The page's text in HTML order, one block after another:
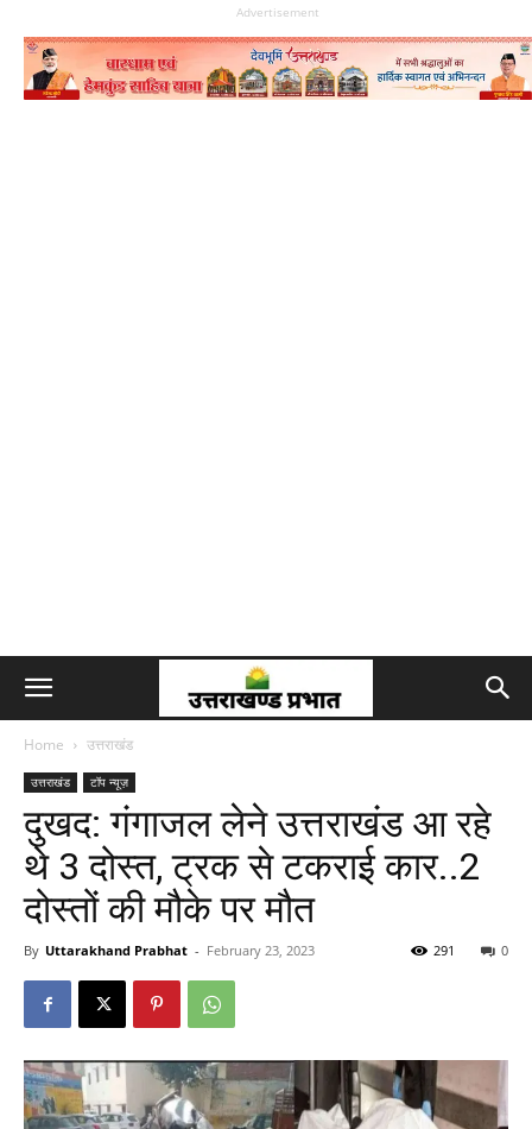
Advertisement
Home उत्तराखंड
उत्तराखंड टॉप न्यूज़
दुखद: गंगाजल लेने उत्तराखंड आ रहे
थे 3 दोस्त, ट्रक से टकराई कार..2
दोस्तों की मौके पर मौत
By Uttarakhand Prabhat - February 23, 2023 0
291